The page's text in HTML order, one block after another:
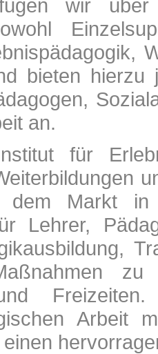
wir
bieten
an.
für
dem Markt in
Lehrer,
zu
und
Arbeit